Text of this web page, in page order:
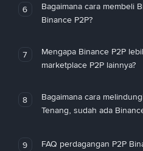
6
Bagaimana cara membeli
Binance P2P?
7
Mengapa Binance P2P
marketplace P2P lainnya?
8
Bagaimana cara
Tenang, sudah ada
9 FAQ perdagangan P2P